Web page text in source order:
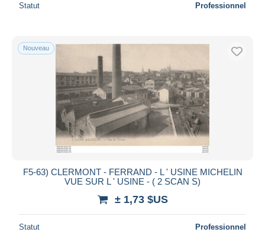
Statut Professionnel
Nouveau
F5-63) CLERMONT - FERRAND - L ' USINE MICHELIN
VUE SUR L ' USINE - ( 2 SCAN S)
± 1,73 $US
Statut Professionnel